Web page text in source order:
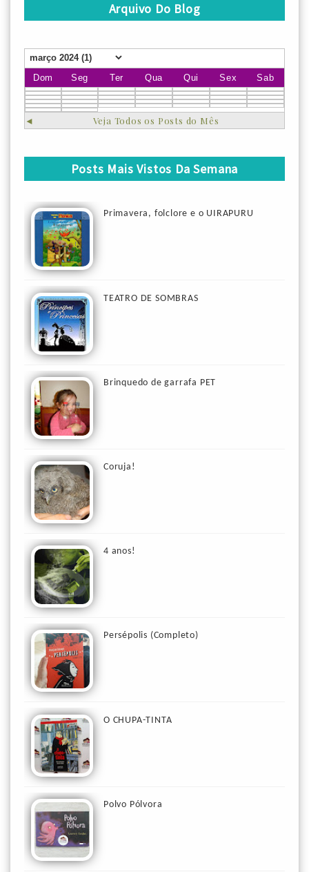
Arquivo Do Blog
Dom Seg Ter Qua Qui Sex Sab
◄ Veja Todos os Posts do Mês
Posts Mais Vistos Da Semana
Primavera, folclore e o UIRAPURU
TEATRO DE SOMBRAS
Brinquedo de garrafa PET
Coruja!
4 anos!
Persépolis (Completo)
O CHUPA-TINTA
Polvo Pólvora